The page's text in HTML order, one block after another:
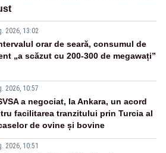
2026, 13:02
orar de seară, consumul de
„a scăzut cu 200-300 de megawați”
2026, 10:57
a negociat, la Ankara, un acord
facilitarea tranzitului prin Turcia al
de ovine și bovine
2026, 10:51